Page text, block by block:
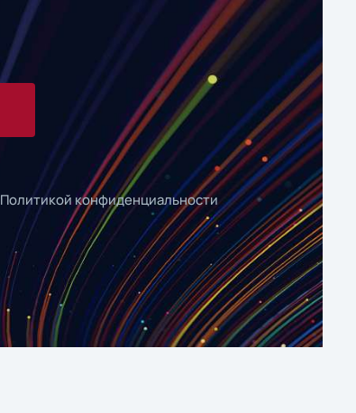
Политикой конфиденциальности